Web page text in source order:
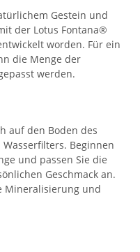
Gestein und
der Lotus Fontana®
worden. Für ein
die Menge der
werden.
auf den Boden des
Beginnen
und passen Sie die
Geschmack an.
Mineralisierung und